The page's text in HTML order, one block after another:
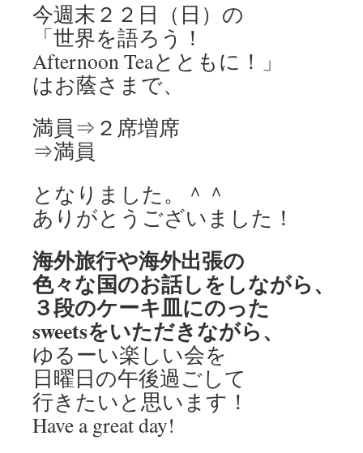
今週末２２日（日）の
「世界を語ろう！
Afternoon Teaとともに！」
はお蔭さまで、
満員⇒２席増席
⇒満員
となりました。＾＾
ありがとうございました！
海外旅行や海外出張の
色々な国のお話しをしながら、
３段のケーキ皿にのった
sweetsをいただきながら、
ゆるーい楽しい会を
日曜日の午後過ごして
行きたいと思います！
Have a great day!